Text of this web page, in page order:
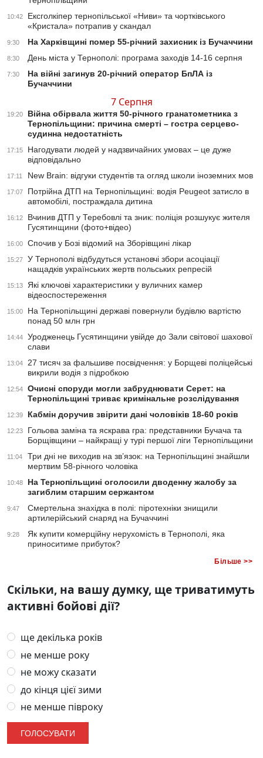
10:42
Ексголкіпер тернопільської «Ниви» та чортківського
«Кристала» потрапив у скандал
9:30 На Харківщині помер 55-річний захисник із Бучаччини
8:30 День міста у Тернополі: програма заходів 14-16 серпня
7:30
На війні загинув 20-річний оператор БпЛА із
Бучаччини
7 Серпня
19:20
Війна обірвала життя 50-річного гранатометника з
Тернопільщини: причина смерті – гостра серцево-
судинна недостатність
17:15
Нагодувати людей у надзвичайних умовах – це дуже
відповідально
17:11 New Brain: відгуки студентів та огляд школи іноземних мов
17:07
Потрійна ДТП на Тернопільщині: водія Peugeot затисло в
автомобілі, постраждала дитина
16:12
Вчинив ДТП у Теребовлі та зник: поліція розшукує жителя
Гусятинщини (фото+відео)
16:00 Спочив у Бозі відомий на Зборівщині лікар
15:27
У Тернополі відбудуться установчі збори асоціації
нащадків українських жертв польських репресій
15:13
Які ключові характеристики у вуличних камер
відеоспостереження
15:00
На Тернопільщині державі повернули будівлю вартістю
понад 50 млн грн
14:44
Уродженець Гусятинщини увійде до Зали світової шахової
слави
13:04
27 тисяч за фальшиве посвідчення: у Борщеві поліцейські
викрили водія з підробкою
12:54
Очисні споруди могли забруднювати Серет: на
Тернопільщині триває кримінальне розслідування
12:39 Кабмін доручив звірити дані чоловіків 18-60 років
12:23
Гольова заміна та яскрава гра: представники Бучача та
Борщівщини – найкращі у турі першої ліги Тернопільщини
11:04
Три дні не виходив на зв’язок: на Тернопільщині знайшли
мертвим 58-річного чоловіка
10:48
На Тернопільщині оголосили дводенну жалобу за
загиблим старшим сержантом
9:47
Смертельна знахідка в полі: піротехніки знищили
артилерійський снаряд на Бучаччині
9:28
Як купити комерційну нерухомість в Тернополі, яка
приноситиме прибуток?
Більше >>
Скільки, на вашу думку, ще триватимуть
активні бойові дії?
ще декілька років
не менше року
не можу сказати
до кінця цієї зими
не менше півроку